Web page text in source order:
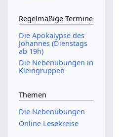
Regelmäßige Termine
Die Apokalypse des
Johannes (Dienstags
ab 19h)
Die Nebenübungen in
Kleingruppen
Themen
Die Nebenübungen
Online Lesekreise